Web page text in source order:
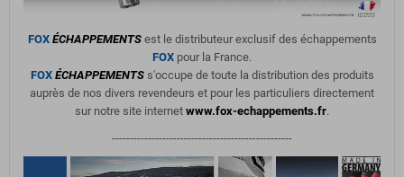
FOX ÉCHAPPEMENTSest le distributeur exclusif des échappements
FOX pour la France.
FOX ÉCHAPPEMENTSs'occupe de toute la distribution des produits
auprès de nos divers revendeurs et pour les particuliers directement
sur notre site internet www.fox-echappements.fr.
--------------------------------------------------